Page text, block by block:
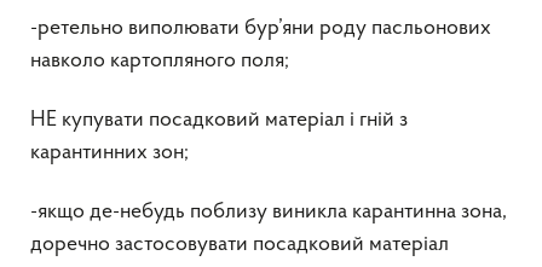
-ретельно виполювати бур’яни роду пасльонових
навколо картопляного поля;
НЕ купувати посадковий матеріал і гній з
карантинних зон;
-якщо де-небудь поблизу виникла карантинна зона,
доречно застосовувати посадковий матеріал